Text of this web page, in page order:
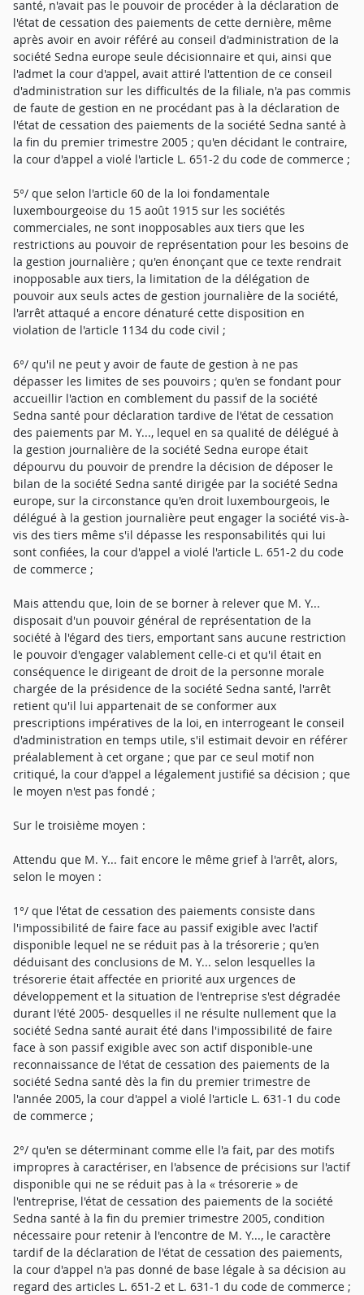
santé, n'avait pas le pouvoir de procéder à la déclaration de
l'état de cessation des paiements de cette dernière, même
après avoir en avoir référé au conseil d'administration de la
société Sedna europe seule décisionnaire et qui, ainsi que
l'admet la cour d'appel, avait attiré l'attention de ce conseil
d'administration sur les difficultés de la filiale, n'a pas commis
de faute de gestion en ne procédant pas à la déclaration de
l'état de cessation des paiements de la société Sedna santé à
la fin du premier trimestre 2005 ; qu'en décidant le contraire,
la cour d'appel a violé l'article L. 651-2 du code de commerce ;
5°/ que selon l'article 60 de la loi fondamentale
luxembourgeoise du 15 août 1915 sur les sociétés
commerciales, ne sont inopposables aux tiers que les
restrictions au pouvoir de représentation pour les besoins de
la gestion journalière ; qu'en énonçant que ce texte rendrait
inopposable aux tiers, la limitation de la délégation de
pouvoir aux seuls actes de gestion journalière de la société,
l'arrêt attaqué a encore dénaturé cette disposition en
violation de l'article 1134 du code civil ;
6°/ qu'il ne peut y avoir de faute de gestion à ne pas
dépasser les limites de ses pouvoirs ; qu'en se fondant pour
accueillir l'action en comblement du passif de la société
Sedna santé pour déclaration tardive de l'état de cessation
des paiements par M. Y..., lequel en sa qualité de délégué à
la gestion journalière de la société Sedna europe était
dépourvu du pouvoir de prendre la décision de déposer le
bilan de la société Sedna santé dirigée par la société Sedna
europe, sur la circonstance qu'en droit luxembourgeois, le
délégué à la gestion journalière peut engager la société vis-à-
vis des tiers même s'il dépasse les responsabilités qui lui
sont confiées, la cour d'appel a violé l'article L. 651-2 du code
de commerce ;
Mais attendu que, loin de se borner à relever que M. Y...
disposait d'un pouvoir général de représentation de la
société à l'égard des tiers, emportant sans aucune restriction
le pouvoir d'engager valablement celle-ci et qu'il était en
conséquence le dirigeant de droit de la personne morale
chargée de la présidence de la société Sedna santé, l'arrêt
retient qu'il lui appartenait de se conformer aux
prescriptions impératives de la loi, en interrogeant le conseil
d'administration en temps utile, s'il estimait devoir en référer
préalablement à cet organe ; que par ce seul motif non
critiqué, la cour d'appel a légalement justifié sa décision ; que
le moyen n'est pas fondé ;
Sur le troisième moyen :
Attendu que M. Y... fait encore le même grief à l'arrêt, alors,
selon le moyen :
1°/ que l'état de cessation des paiements consiste dans
l'impossibilité de faire face au passif exigible avec l'actif
disponible lequel ne se réduit pas à la trésorerie ; qu'en
déduisant des conclusions de M. Y... selon lesquelles la
trésorerie était affectée en priorité aux urgences de
développement et la situation de l'entreprise s'est dégradée
durant l'été 2005- desquelles il ne résulte nullement que la
société Sedna santé aurait été dans l'impossibilité de faire
face à son passif exigible avec son actif disponible-une
reconnaissance de l'état de cessation des paiements de la
société Sedna santé dès la fin du premier trimestre de
l'année 2005, la cour d'appel a violé l'article L. 631-1 du code
de commerce ;
2°/ qu'en se déterminant comme elle l'a fait, par des motifs
impropres à caractériser, en l'absence de précisions sur l'actif
disponible qui ne se réduit pas à la « trésorerie » de
l'entreprise, l'état de cessation des paiements de la société
Sedna santé à la fin du premier trimestre 2005, condition
nécessaire pour retenir à l'encontre de M. Y..., le caractère
tardif de la déclaration de l'état de cessation des paiements,
la cour d'appel n'a pas donné de base légale à sa décision au
regard des articles L. 651-2 et L. 631-1 du code de commerce ;